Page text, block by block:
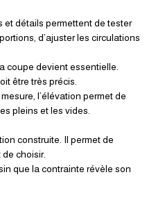
et détails permettent de tester
d’ajuster les circulations
coupe devient essentielle.
être très précis.
l’élévation permet de
pleins et les vides.
construite. Il permet de
de choisir.
que la contrainte révèle son